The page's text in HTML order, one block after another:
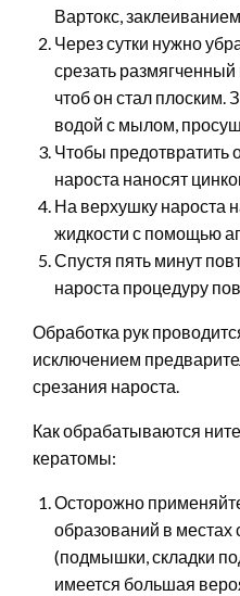
Вартокс,
Через сутки нужно
срезать
чтоб он стал плоским.
водой с мылом,
Чтобы предотвратить
нароста наносят
На верхушку нароста
жидкости с помощью
Спустя пять минут
нароста процедуру
Обработка рук
исключением
срезания нароста.
Как обрабатываются
кератомы:
Осторожно
образований в
(подмышки, складки
имеется большая